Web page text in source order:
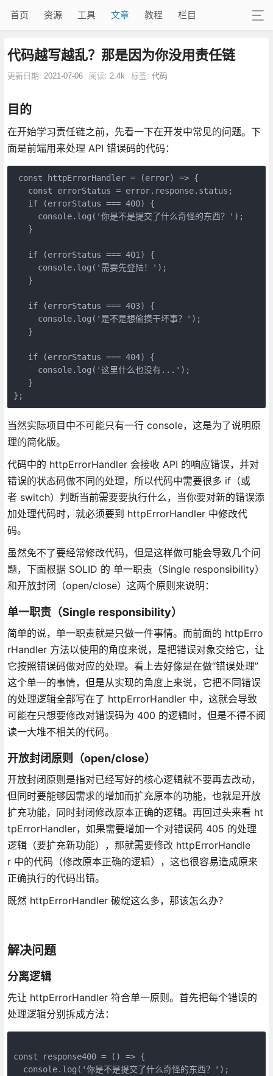
首页 资源 工具 文章 教程 栏目
代码越写越乱？那是因为你没用责任链
更新日期: 2021-07-06 阅读: 2.4k 标签: 代码
目的
在开始学习责任链之前，先看一下在开发中常见的问题。下
面是前端用来处理 API 错误码的代码：
const httpErrorHandler = (error) => {
   const errorStatus = error.response.status;
   if (errorStatus === 400) {
     console.log('你是不是提交了什么奇怪的东西？');
   }
   if (errorStatus === 401) {
     console.log('需要先登陆！');
   }
   if (errorStatus === 403) {
     console.log('是不是想偷摸干坏事？');
   }
   if (errorStatus === 404) {
     console.log('这里什么也没有...');
   }
};
当然实际项目中不可能只有一行 console，这是为了说明原
理的简化版。
代码中的 httpErrorHandler 会接收 API 的响应错误，并对
错误的状态码做不同的处理，所以代码中需要很多 if（或
者 switch）判断当前需要要执行什么，当你要对新的错误添
加处理代码时，就必须要到 httpErrorHandler 中修改代
码。
虽然免不了要经常修改代码，但是这样做可能会导致几个问
题，下面根据 SOLID 的 单一职责（Single responsibility）
和开放封闭（open/close）这两个原则来说明：
单一职责（Single responsibility）
简单的说，单一职责就是只做一件事情。而前面的 httpErro
rHandler 方法以使用的角度来说，是把错误对象交给它，让
它按照错误码做对应的处理。看上去好像是在做“错误处理”
这个单一的事情，但是从实现的角度上来说，它把不同错误
的处理逻辑全部写在了 httpErrorHandler 中，这就会导致
可能在只想要修改对错误码为 400 的逻辑时，但是不得不阅
读一大堆不相关的代码。
开放封闭原则（open/close）
开放封闭原则是指对已经写好的核心逻辑就不要再去改动，
但同时要能够因需求的增加而扩充原本的功能，也就是开放
扩充功能，同时封闭修改原本正确的逻辑。再回过头来看 ht
tpErrorHandler，如果需要增加一个对错误码 405 的处理
逻辑（要扩充新功能），那就需要修改 httpErrorHandle
r 中的代码（修改原本正确的逻辑），这也很容易造成原来
正确执行的代码出错。
既然 httpErrorHandler 破绽这么多，那该怎么办？
解决问题
分离逻辑
先让 httpErrorHandler 符合单一原则。首先把每个错误的
处理逻辑分别拆成方法：
const response400 = () => {
  console.log('你是不是提交了什么奇怪的东西？');